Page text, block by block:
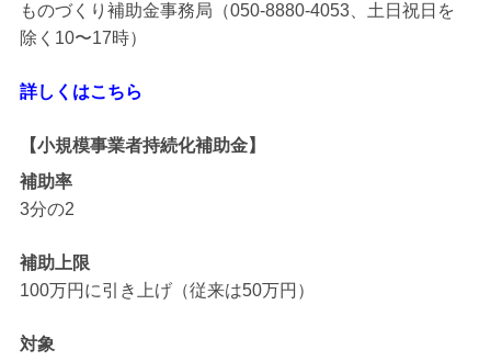
ものづくり補助金事務局（050-8880-4053、土日祝日を
除く10〜17時）
詳しくはこちら
【小規模事業者持続化補助金】
補助率
3分の2
補助上限
100万円に引き上げ（従来は50万円）
対象